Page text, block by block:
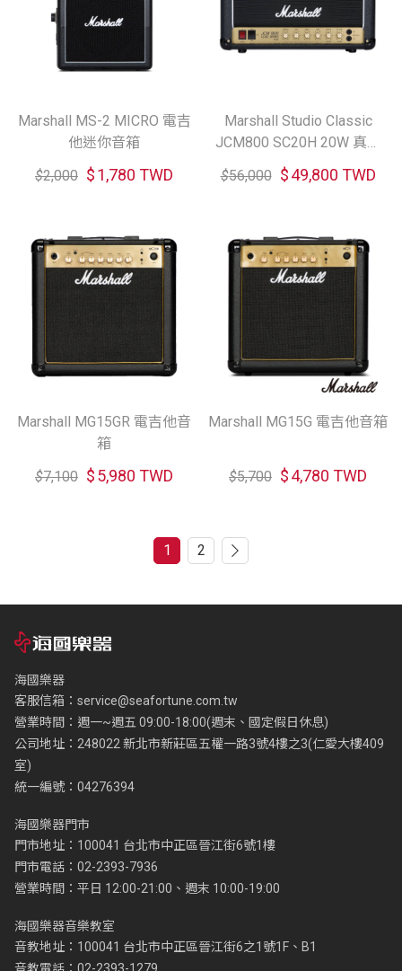
Marshall MS-2 MICRO 電吉
他迷你音箱
$2,000 $1,780 TWD
Marshall Studio Classic
JCM800 SC20H 20W 真空
$56,000 $49,800 TWD
Marshall MG15GR 電吉他音
箱
$7,100 $5,980 TWD
Marshall MG15G 電吉他音箱
$5,700 $4,780 TWD
1 2
海國樂器
客服信箱： service@seafortune.com.tw
營業時間：週一~週五 09:00-18:00(週末、國定假日休息)
公司地址：248022 新北市新莊區五權一路3號4樓之3(仁愛大樓409
室)
統一編號：04276394
海國樂器門市
門市地址：100041 台北市中正區晉江街6號1樓
門市電話：02-2393-7936
營業時間：平日 12:00-21:00、週末 10:00-19:00
海國樂器音樂教室
音教地址：100041 台北市中正區晉江街6之1號1F、B1